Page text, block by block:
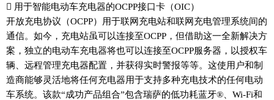
 用于智能电动车充电器的OCPP接口卡（OIC）
开放充电协议（OCPP）用于联网充电站和联网充电管理系统间的
通信。如今，充电站虽可以连接至OCPP，但借助这一全新解决方
案，独立的电动车充电器将也可以连接至OCPP服务器，以授权车
辆、远程管理充电器配置，并获得实时警报等等。这使用户和制
造商能够灵活地将任何充电器用于支持多种充电技术的任何电动
车系统。该款“成功产品组合”包含瑞萨的低功耗蓝牙®、Wi-Fi和